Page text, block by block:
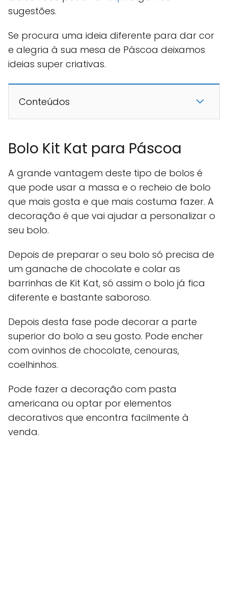
sugestões.
Se procura uma ideia diferente para dar cor
e alegria à sua mesa de Páscoa deixamos
ideias super criativas.
Conteúdos
Bolo Kit Kat para Páscoa
A grande vantagem deste tipo de bolos é
que pode usar a massa e o recheio de bolo
que mais gosta e que mais costuma fazer. A
decoração é que vai ajudar a personalizar o
seu bolo.
Depois de preparar o seu bolo só precisa de
um ganache de chocolate e colar as
barrinhas de Kit Kat, só assim o bolo já fica
diferente e bastante saboroso.
Depois desta fase pode decorar a parte
superior do bolo a seu gosto. Pode encher
com ovinhos de chocolate, cenouras,
coelhinhos.
Pode fazer a decoração com pasta
americana ou optar por elementos
decorativos que encontra facilmente à
venda.